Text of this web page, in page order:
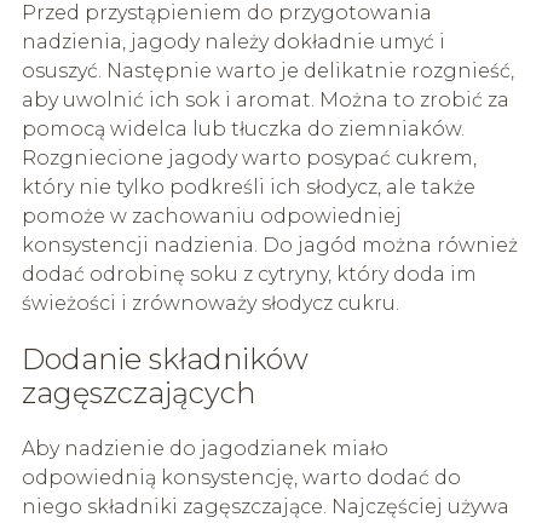
Przed przystąpieniem do przygotowania
nadzienia, jagody należy dokładnie umyć i
osuszyć. Następnie warto je delikatnie rozgnieść,
aby uwolnić ich sok i aromat. Można to zrobić za
pomocą widelca lub tłuczka do ziemniaków.
Rozgniecione jagody warto posypać cukrem,
który nie tylko podkreśli ich słodycz, ale także
pomoże w zachowaniu odpowiedniej
konsystencji nadzienia. Do jagód można również
dodać odrobinę soku z cytryny, który doda im
świeżości i zrównoważy słodycz cukru.
Dodanie składników
zagęszczających
Aby nadzienie do jagodzianek miało
odpowiednią konsystencję, warto dodać do
niego składniki zagęszczające. Najczęściej używa